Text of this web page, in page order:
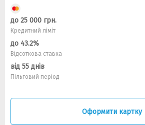
до 25 000 грн.
Кредитний ліміт
до 43.2%
Відсоткова ставка
від 55 днів
Пільговий період
Оформити картку